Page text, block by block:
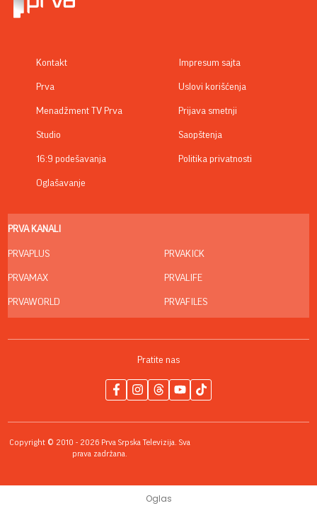
Kontakt
Prva
Menadžment TV Prva
Studio
16:9 podešavanja
Oglašavanje
Impresum sajta
Uslovi korišćenja
Prijava smetnji
Saopštenja
Politika privatnosti
PRVA KANALI
PRVAPLUS
PRVAMAX
PRVAWORLD
PRVAKICK
PRVALIFE
PRVAFILES
Pratite nas
Copyright © 2010 - 2026 Prva Srpska Televizija. Sva
prava zadržana.